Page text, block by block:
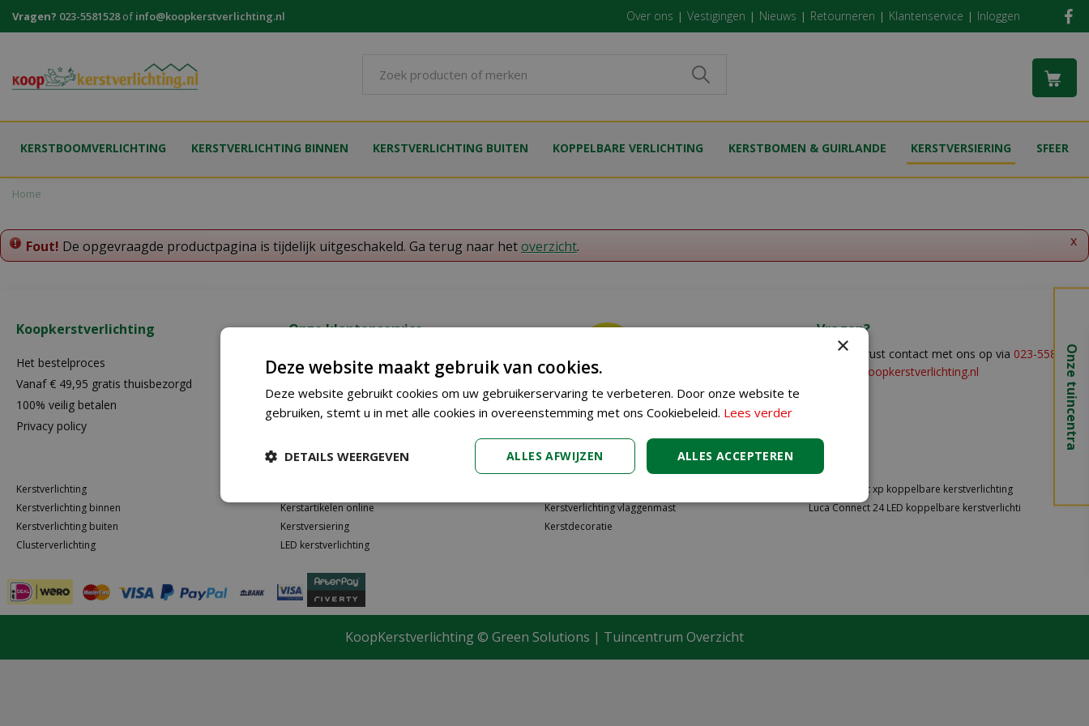
naar
Home
Vragen? 023-5581528ofinfo@koopkerstverlichting.nl Over ons Vestigingen Nieuws Retourneren Klantenservice Inloggen
KERSTBOOMVERLICHTING KERSTVERLICHTING BINNEN KERSTVERLICHTING BUITEN KOPPELBARE VERLICHTING KERSTBOMEN & GUIRLANDE KERSTVERSIERING SFEER
x
Fout! De opgevraagde productpagina is tijdelijk uitgeschakeld. Ga terug naar hetoverzicht.
Koopkerstverlichting
Het bestelproces
Vanaf € 49,95 gratis thuisbezorgd
100% veilig betalen
Privacy policy
Onze klantenservice
Contact opnemen
Vragen?
Neem gerust contact met ons op via 023-5581528
info@koopkerstverlichting.nl
Kerstverlichting
Kerstverlichting binnen
Kerstverlichting buiten
Clusterverlichting
Kerstartikelen online
Kerstversiering
LED kerstverlichting
Kerstverlichting vlaggenmast
Kerstdecoratie
Luca Connect xp koppelbare kerstverlichting
Luca Connect 24 LED koppelbare kerstverlichti
KoopKerstverlichting © Green Solutions | Tuincentrum Overzicht
Onze tuincentra
×
Deze website maakt gebruik van cookies.
Deze website gebruikt cookies om uw gebruikerservaring te verbeteren. Door onze website te
gebruiken, stemt u in met alle cookies in overeenstemming met ons Cookiebeleid. Lees verder
ALLES ACCEPTEREN
ALLES AFWIJZEN
DETAILS WEERGEVEN